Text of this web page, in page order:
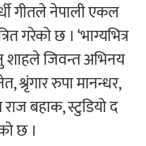
गीतले नेपाली एकल
गरेको छ । ‘भाग्यभित्र
शाहले जिवन्त अभिनय
श्रृंगार रुपा मानन्धर,
बहाक, स्टुडियो द
छ ।